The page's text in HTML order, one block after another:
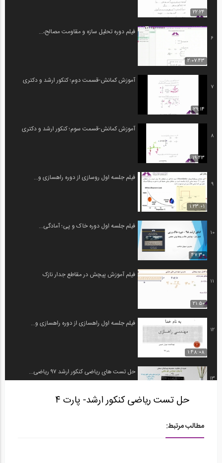
22:24
6
2:07:43
فیلم دوره تحلیل سازه و مقاومت مصالح،...
7
29:14
آموزش كمانش-قسمت دوم؛ کنکور ارشد و دکتری
8
19:43
آموزش كمانش-قسمت سوم؛ کنکور ارشد و دکتری
9
1:23:01
فیلم جلسه اول روسازی از دوره راهسازی و...
10
47:30
فیلم جلسه اول دوره خاک و پی؛ آمادگی...
11
21:50
فیلم آموزش پیچش در مقاطع جدار نازک
12
1:48:08
فیلم جلسه اول راهسازی از دوره راهسازی و...
13
حل تست هاى رياضى كنكور ارشد ٩٧ رياضى...
حل تست ریاضی کنکور ارشد- پارت ۴
مطالب مرتبط: